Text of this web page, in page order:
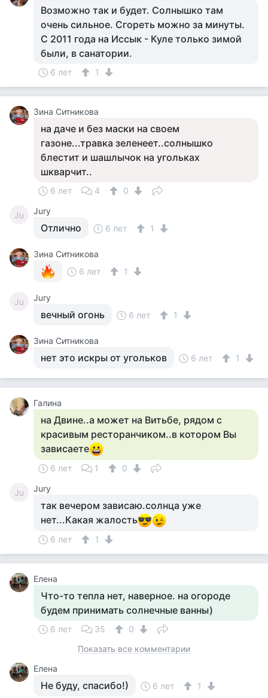
Возможно так и будет. Солнышко там
очень сильное. Сгореть можно за минуты.
С 2011 года на Иссык - Куле только зимой
были, в санатории.
6 лет 1
Зина Ситникова
на даче и без маски на своем
газоне...травка зеленеет..солнышко
блестит и шашлычок на угольках
шкварчит..
6 лет 4 0
Ju Jury
Отлично 6 лет 1
Зина Ситникова
6 лет
1
Ju Jury
вечный огонь 6 лет 1
Зина Ситникова
нет это искры от угольков 6 лет 1
Галина
на Двине..а может на Витьбе, рядом с
красивым ресторанчиком..в котором Вы
зависаете
6 лет 1 0
Ju Jury
так вечером зависаю.солнца уже
нет...Какая жалость
6 лет 1
Елена
Что-то тепла нет, наверное. на огороде
будем принимать солнечные ванны)
6 лет 35
0
Показать все комментарии
Елена
Не буду, спасибо!) 6 лет 1